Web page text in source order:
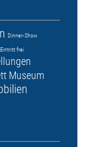
Dinner-Show
Eintritt frei
Museum